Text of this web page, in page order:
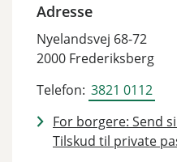
Adresse
Nyelandsvej 68-72
2000 Frederiksberg
Telefon: 3821 0112
For borgere: Send
Tilskud til private